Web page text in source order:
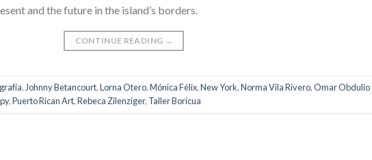
and the future in the island’s borders.
CONTINUE READING →
, Johnny Betancourt,Lorna Otero,Mónica Félix,New York,Norma Vila Rivero,Omar Obdulio
,Puerto Rican Art,Rebeca Zilenziger, Taller Boricua